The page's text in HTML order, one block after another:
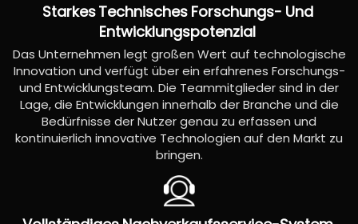
StarkesTechnisches Forschungs- Und
Entwicklungspotenzial
Das Unternehmen legt großen Wert auf technologische
Innovation und verfügt über ein erfahrenes Forschungs-
und Entwicklungsteam. Die Teammitglieder sind in der
Lage, die Entwicklungen innerhalb der Branche und die
Bedürfnisse der Nutzer genau zu erfassen und
kontinuierlich innovative Technologien auf den Markt zu
bringen.